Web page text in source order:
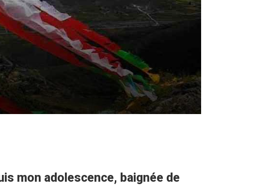
mon adolescence, baignée de